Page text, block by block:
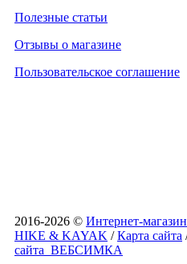
Полезные статьи
Отзывы о магазине
Пользовательское соглашение
2016-2026 © Интернет-
HIKE & KAYAK /Карта сайта
сайта ВЕБСИМКА